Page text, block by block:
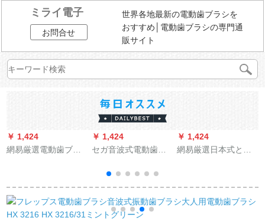
ミライ電子
お問合せ
世界各地最新の電動歯ブラシを
おすすめ│電動歯ブラシの専門通
販サイト
￥ 1,424
網易厳選電動歯ブラ
式振動歯ブラシアッ
プグレードモデルの
面白いバージョン-パ
￥ 1,424
セガ音波式電動歯ブ
青）
￥ 1,424
網易厳選日本式と風
動歯ブラシ白ブラシ2
本セット